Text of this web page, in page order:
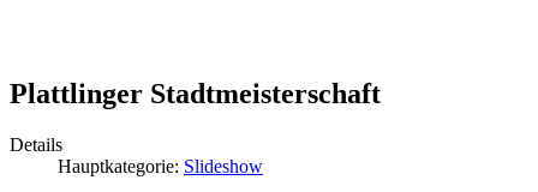
Plattlinger Stadtmeisterschaft
Details
Hauptkategorie: Slideshow